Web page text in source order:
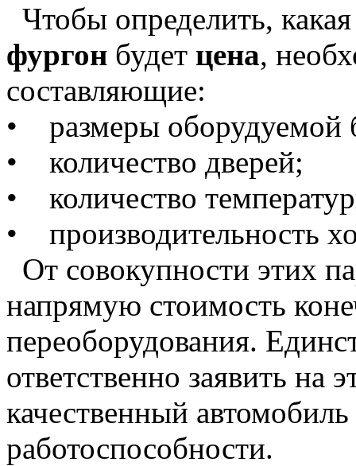
Чтобы определить,
фургон будет цена,
составляющие:
• размеры оборудуемой
• количество дверей;
• количество
• производительность
От совокупности этих
напрямую стоимость
переоборудования.
ответственно заявить на
качественный автомобиль
работоспособности.